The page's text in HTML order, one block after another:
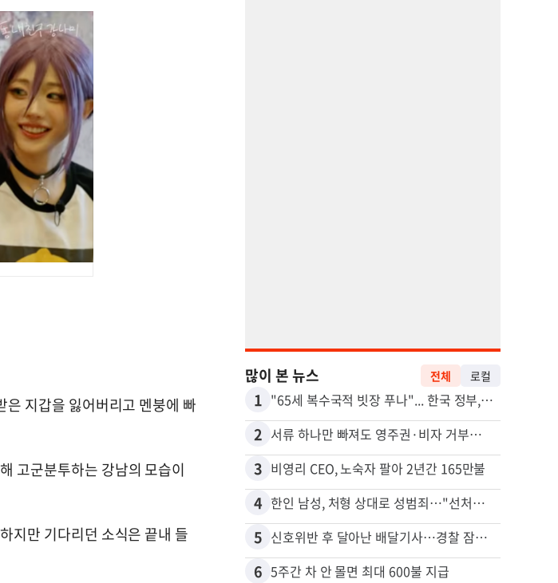
지갑을 잃어버리고 멘붕에 빠
고군분투하는 강남의 모습이
지만 기다리던 소식은 끝내 들
많이 본 뉴스 전체 로컬
1 "65세 복수국적 빗장 푸나"... 한국 정부, 연령 완화 전면 추진
2 서류 하나만 빠져도 영주권·비자 거부…심사관 재량권 대폭 확대
3 비영리 CEO, 노숙자 팔아 2년간 165만불
4 한인 남성, 처형 상대로 성범죄…"선처해줬더니 배신자 취급"
5 신호위반 후 달아난 배달기사…경찰 잠복해 잡고보니 ‘반전’
6 5주간 차 안 몰면 최대 600불 지급